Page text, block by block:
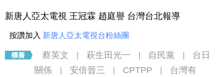
新唐人亞太電視 王冠霖 趙庭譽 台灣台北報導
按讚加入 新唐人亞太電視台粉絲團
蔡英文 萩生田光一 自民黨
台日
關係
安倍晉三 CPTPP
台灣有